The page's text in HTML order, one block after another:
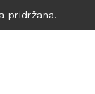
pridržana.